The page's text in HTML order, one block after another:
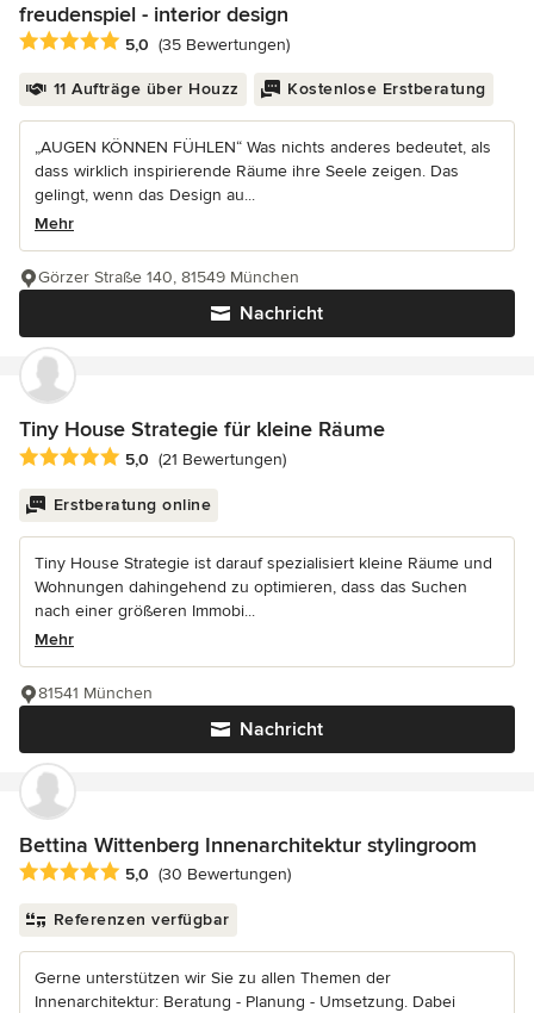
freudenspiel - interior design
Durchschnittliche Bewertung: 5 von 5 Sternen
5,0 (35 Bewertungen)
11 Aufträge über Houzz Kostenlose Erstberatung
„AUGEN KÖNNEN FÜHLEN“ Was nichts anderes bedeutet, als
dass wirklich inspirierende Räume ihre Seele zeigen. Das
gelingt, wenn das Design au...
Mehr
Nachricht
Görzer Straße 140, 81549 München
Tiny House Strategie für kleine Räume
Durchschnittliche Bewertung: 5 von 5 Sternen
5,0 (21 Bewertungen)
Erstberatung online
Tiny House Strategie ist darauf spezialisiert kleine Räume und
Wohnungen dahingehend zu optimieren, dass das Suchen
nach einer größeren Immobi...
Mehr
Nachricht
81541 München
Bettina Wittenberg Innenarchitektur stylingroom
Durchschnittliche Bewertung: 5 von 5 Sternen
5,0 (30 Bewertungen)
Referenzen verfügbar
Gerne unterstützen wir Sie zu allen Themen der
Innenarchitektur: Beratung - Planung - Umsetzung. Dabei